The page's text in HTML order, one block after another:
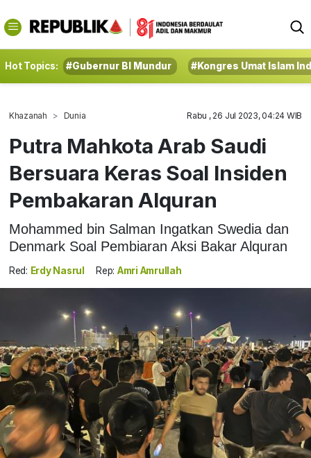
Hot Topics: #Gubernur BI Mundur #Kongres Umat Islam
Khazanah Dunia Rabu , 26 Jul 2023, 04:24 WIB
Putra Mahkota Arab Saudi
Bersuara Keras Soal Insiden
Pembakaran Alquran
Mohammed bin Salman Ingatkan Swedia dan
Denmark Soal Pembiaran Aksi Bakar Alquran
Red: Erdy Nasrul Rep: Amri Amrullah